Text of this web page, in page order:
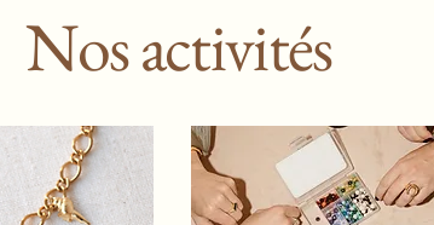
Nos activités